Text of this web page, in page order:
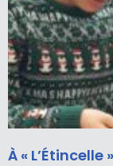
À « L’Étincelle »